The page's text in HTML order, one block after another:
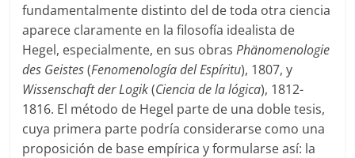
fundamentalmente distinto del de toda otra ciencia
aparece claramente en la filosofía idealista de
Hegel, especialmente, en sus obrasPhänomenologie
des Geistes(Fenomenología del Espíritu), 1807, y
Wissenschaft der Logik(Ciencia de la lógica), 1812-
1816. El método de Hegel parte de una doble tesis,
cuya primera parte podría considerarse como una
proposición de base empírica y formularse así: la